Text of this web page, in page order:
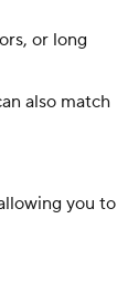
or long
also match
you to